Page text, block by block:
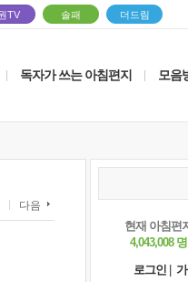
TV 솔패 더드림
독자가 쓰는 아침편지 모음
다음
현재 아침편
4,043,008 명
로그인